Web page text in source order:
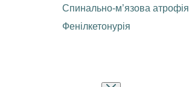
Спинально-м’язова атрофія
Фенілкетонурія